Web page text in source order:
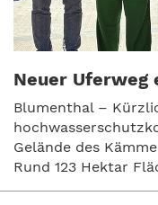
Neuer Uferweg
Blumenthal –
Gelände des
Rund 123 Hektar